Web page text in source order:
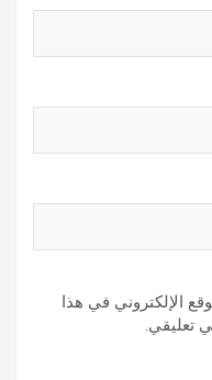
الإلكتروني في هذا
تعليقي.